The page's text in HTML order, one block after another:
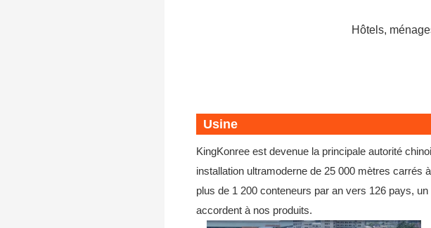
Hôtels,
Usine
KingKonree est devenue la principale autorité
installation ultramoderne de 25 000 mètres carrés
plus de 1 200 conteneurs par an vers 126 pays,
accordent à nos produits.